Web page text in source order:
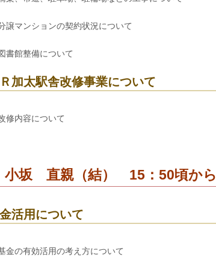
譲マンションの契約状況について
書館整備について
Ｒ加太駅舎改修事業について
修内容について
坂 直親（結） 15：50頃から
活用について
金の有効活用の考え方について